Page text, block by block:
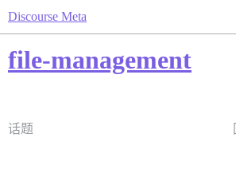
Discourse Meta
file-management
话题